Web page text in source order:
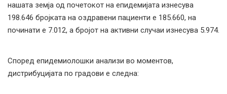
нашата земја од почетокот на епидемијата изнесува
198.646 бројката на оздравени пациенти е 185.660, на
починати е 7.012, а бројот на активни случаи изнесува 5.974.
Според епидемиолошки анализи во моментов,
дистрибуцијата по градови е следна: